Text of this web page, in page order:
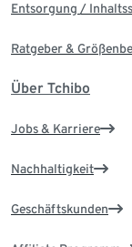
Entsorgung /
Ratgeber &
Über Tchibo
Jobs & Karriere
Nachhaltigkeit
Geschäftskunden